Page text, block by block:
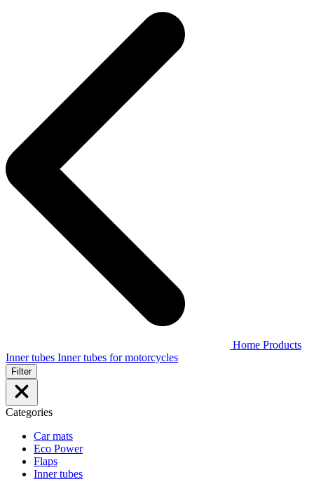
Home Products
Inner tubes Inner tubes for motorcycles
Filter
Categories
Car mats
Eco Power
Flaps
Inner tubes